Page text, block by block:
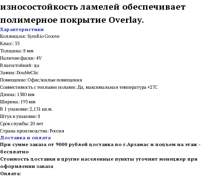
износостойкость ламелей обеспечивает
полимерное покрытие Overlay.
Характеристики
Коллекция: SymBio Groove
Класс: 33
Толщина: 8 мм
Наличие фаски: 4V
Влагостойкий: да
Замки: DoubleClic
Помещение: Офис/жилые помещения
Совместимость с теплыми полами: Да, максимальная температура +27С
Длина: 1380 мм
Ширина: 193 мм
В 1 упаковке: 2,131 кв.м.
Штук в упаковке: 8
Срок службы: 20 лет
Страна производства: Россия
Доставка и оплата
При сумме заказа от 9000 рублей доставка по г.Арзамас и подъем на этаж -
бесплатно
Стоимость доставки в другие населенные пункты уточнит менеджер при
оформлении заказа
Оплата: